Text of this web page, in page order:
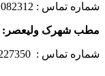
شماره تماس : 22082312 – 22386106
مطب شهرک ولیعصر:
شماره تماس : 66227350